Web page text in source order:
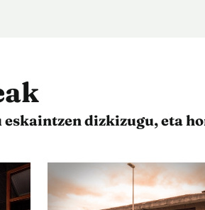
dizkizugu, eta